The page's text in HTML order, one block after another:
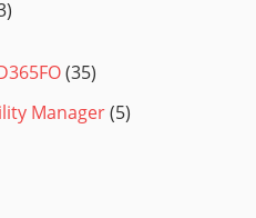
(35)
Manager(5)